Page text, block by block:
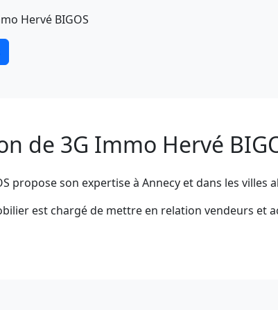
Hervé BIGOS
de 3G Immo Hervé
propose son expertise à Annecy et dans les villes
est chargé de mettre en relation vendeurs